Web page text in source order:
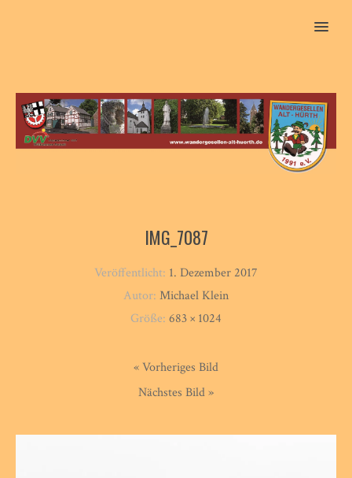
MENU
IMG_7087
Veröffentlicht: 1. Dezember 2017
Autor: Michael Klein
Größe: 683 × 1024
« Vorheriges Bild
Nächstes Bild »